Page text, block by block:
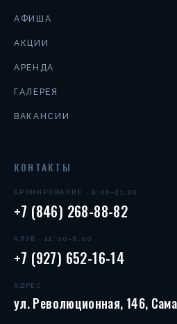
АФИША
АКЦИИ
АРЕНДА
ГАЛЕРЕЯ
ВАКАНСИИ
КОНТАКТЫ
БРОНИРОВАНИЕ · 9:00–21:30
+7 (846) 268-88-82
КЛУБ · 22:00–6:00
+7 (927) 652-16-14
АДРЕС
ул. Революционная, 146,